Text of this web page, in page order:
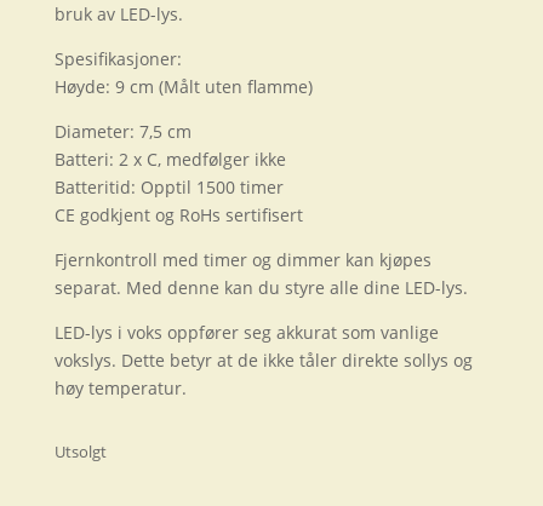
bruk av LED-lys.
Spesifikasjoner:
Høyde: 9 cm (Målt uten flamme)
Diameter: 7,5 cm
Batteri: 2 x C, medfølger ikke
Batteritid: Opptil 1500 timer
CE godkjent og RoHs sertifisert
Fjernkontroll med timer og dimmer kan kjøpes
separat. Med denne kan du styre alle dine LED-lys.
LED-lys i voks oppfører seg akkurat som vanlige
vokslys. Dette betyr at de ikke tåler direkte sollys og
høy temperatur.
Utsolgt